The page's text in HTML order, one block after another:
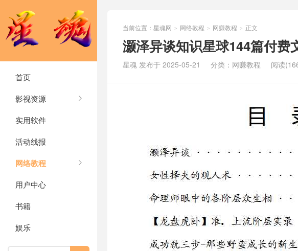
首页
影视资源
实用软件
活动线报
网络教程
用户中心
书籍
娱乐
当前位置： 星魂网 > 网络教程 > 网赚教程 > 正文
灏泽异谈知识星球144篇付费
星魂 发布于 2025-05-21 分类： 网赚教程 阅读